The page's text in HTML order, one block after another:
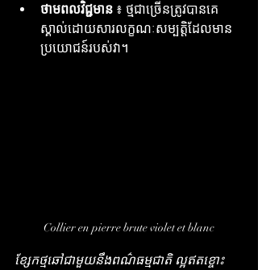
ថាមពលវិជ្ជមាន ៖ ថ្មជាច្រើនត្រូវបានគេ
ស្គាល់ដោយសារលក្ខណៈសម្បត្តិដែលមាន
ប្រយោជន៍របស់វា។
Collier en pierre brute violet et blanc
ខ្សែកថ្មឆៅជាមួយនឹងពណ៌ធម្មជាតិ ល្អឥតខ្ចោះ